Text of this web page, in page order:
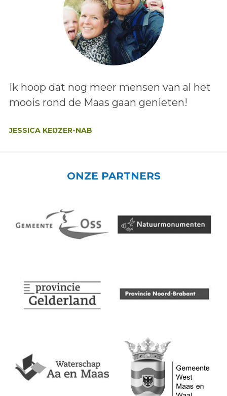
Lees het bericht:
Ik hoop dat nog meer mensen van al het
moois rond de Maas gaan genieten!
JESSICA KEIJZER-NAB
ONZE PARTNERS